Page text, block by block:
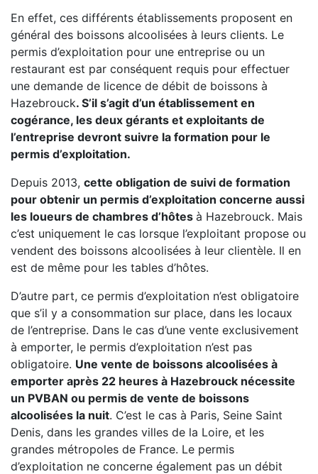
En effet, ces différents établissements proposent en
général des boissons alcoolisées à leurs clients. Le
permis d’exploitation pour une entreprise ou un
restaurant est par conséquent requis pour effectuer
une demande de licence de débit de boissons à
Hazebrouck. S’il s’agit d’un établissement en
cogérance, les deux gérants et exploitants de
l’entreprise devront suivre la formation pour le
permis d’exploitation.
Depuis 2013, cette obligation de suivi de formation
pour obtenir un permis d’exploitation concerne aussi
les loueurs de chambres d’hôtes à Hazebrouck. Mais
c’est uniquement le cas lorsque l’exploitant propose ou
vendent des boissons alcoolisées à leur clientèle. Il en
est de même pour les tables d’hôtes.
D’autre part, ce permis d’exploitation n’est obligatoire
que s’il y a consommation sur place, dans les locaux
de l’entreprise. Dans le cas d’une vente exclusivement
à emporter, le permis d’exploitation n’est pas
obligatoire. Une vente de boissons alcoolisées à
emporter après 22 heures à Hazebrouck nécessite
un PVBAN ou permis de vente de boissons
alcoolisées la nuit. C’est le cas à Paris, Seine Saint
Denis, dans les grandes villes de la Loire, et les
grandes métropoles de France. Le permis
d’exploitation ne concerne également pas un débit